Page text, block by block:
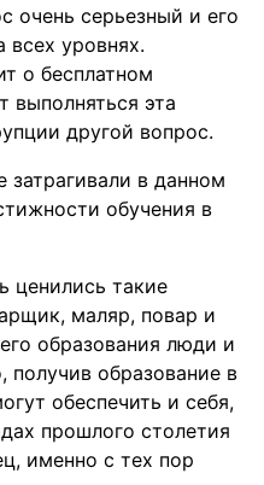
очень серьезный и его
уровнях.
о бесплатном
выполняться эта
другой вопрос.
в данном
обучения в
ценились такие
маляр, повар и
образования люди и
получив образование в
обеспечить и себя,
прошлого столетия
именно с тех пор